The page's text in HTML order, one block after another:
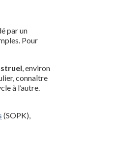
par un
Pour
, environ
connaître
à l’autre.
(SOPK),